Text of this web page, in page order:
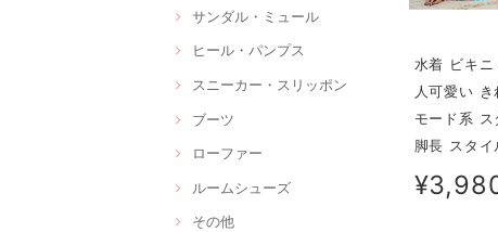
サンダル・ミュール
ヒール・パンプス
スニーカー・スリッポン
ブーツ
ローファー
ルームシューズ
その他
水着 ビキ
人可愛い
モード系
脚長 スタ